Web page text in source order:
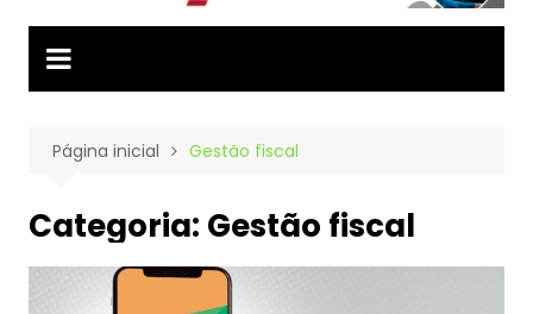
Página inicial Gestão fiscal
Categoria: Gestão fiscal